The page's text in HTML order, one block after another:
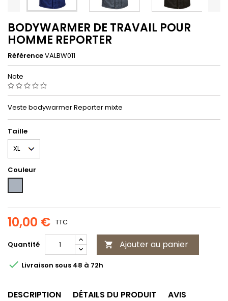
BODYWARMER DE TRAVAIL POUR
HOMME REPORTER
RéférenceVALBW011
Note
Veste bodywarmer Reporter mixte
Taille
Couleur
10,00 € TTC
Quantité  Ajouter au panier
 Livraison sous 48 à 72h
DESCRIPTION DÉTAILS DU PRODUIT AVIS